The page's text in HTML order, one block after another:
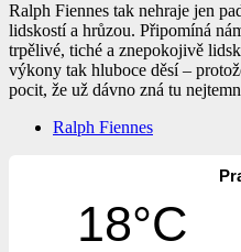
Ralph Fiennes tak nehraje jen
lidskostí a hrůzou. Připomíná
trpělivé, tiché a znepokojivě
výkony tak hluboce děsí –
pocit, že už dávno zná tu
Ralph Fiennes
18°C